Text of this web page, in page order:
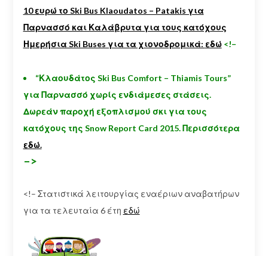
10 ευρώ το Ski Bus Klaoudatos – Patakis για
Παρνασσό και Καλάβρυτα για τους κατόχους
Ημερήσια Ski Buses για τα χιονοδρομικά: εδώ<!–
“Κλαουδάτος Ski Bus Comfort – Thiamis Tours”
για Παρνασσό χωρίς ενδιάμεσες στάσεις.
Δωρεάν παροχή εξοπλισμού σκι για τους
κατόχους της Snow Report Card 2015. Περισσότερα
εδώ.
–>
<!– Στατιστικά λειτουργίας εναέριων αναβατήρων
για τα τελευταία 6 έτη εδώ